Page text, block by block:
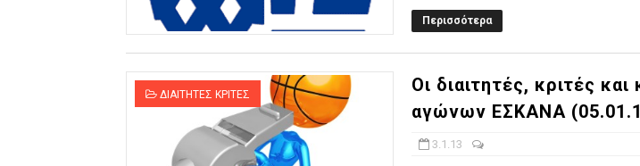
ΧΡΟΝΙΑ ΠΟΛΛΑ ΣΤΟ ΕΛΛΗΝΙΚΟ ΜΠΑΣΚΕΤ : 39Η ΕΠΕΤΕΙΟΣ ΑΠΟ ΤΟ
Ο δρόμος για τον 29ο τελικό κυπέλλου ανδρών ΕΣΚΑΝΑ
U21: Τεράστια πρόκριση για τον Πανελευσινιακό στον τελικό
Γ΄ανδρών play offs : "Σκληρό" καρύδι η Φιλία Περάματος έφερε την
Περισσότερα
ΔΙΑΙΤΗΤΕΣ ΚΡΙΤΕΣ
Οι διαιτητές, κριτές και
αγώνων ΕΣΚΑΝΑ
3.1.13